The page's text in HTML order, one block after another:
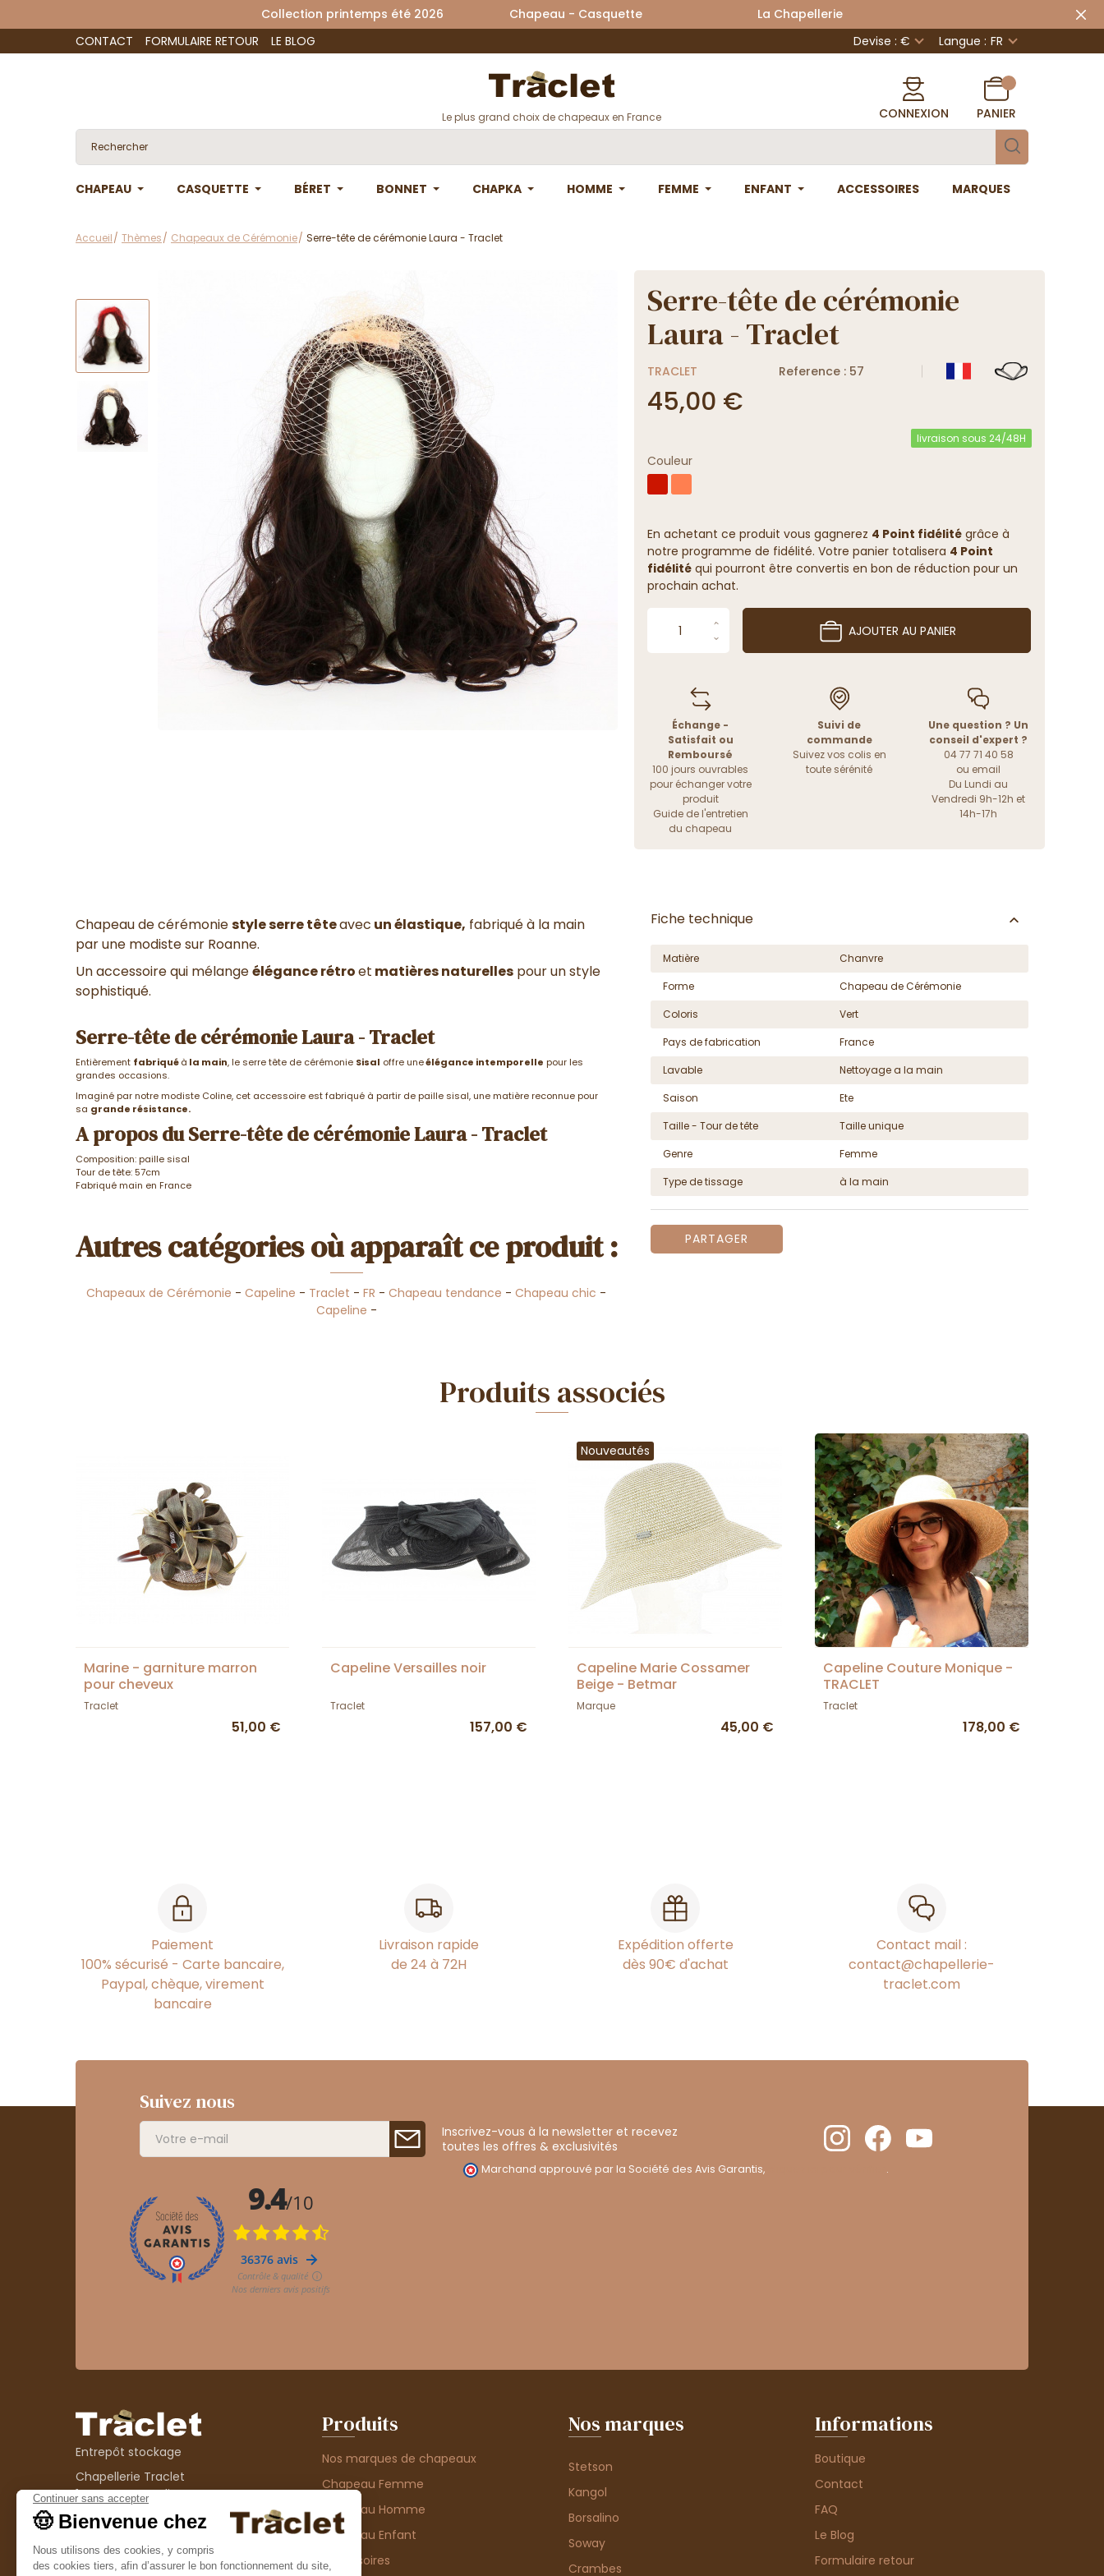
Collection printemps été 2026 Chapeau - Casquette La Chapellerie
CONTACT
FORMULAIRE RETOUR LE BLOG Devise : € Langue : FR
Le plus grand choix de chapeaux en France CONNEXION PANIER
CHAPEAU CASQUETTE BÉRET BONNET CHAPKA HOMME FEMME ENFANT ACCESSOIRES MARQUES
Accueil Thèmes Chapeaux de Cérémonie Serre-tête de cérémonie Laura - Traclet
Serre-tête de cérémonie
Laura - Traclet
TRACLET Reference : 57
45,00 €
livraison sous 24/48H
Couleur
En achetant ce produit vous gagnerez 4 Point fidélitégrâce à
notre programme de fidélité. Votre panier totalisera 4 Point
fidélitéqui pourront être convertis en bon de réduction pour un
prochain achat.
AJOUTER AU PANIER
Échange -
Satisfait ou
Remboursé
100 jours ouvrables
pour échanger votre
produit
Guide de l'entretien
du chapeau
Suivi de
commande
Suivez vos colis en
toute sérénité
Une question ? Un
conseil d'expert ?
04 77 71 40 58
ou email
Du Lundi au
Vendredi 9h-12h et
14h-17h
Chapeau de cérémoniestyle serre têteavec un élastique, fabriqué à la main
par une modiste sur Roanne.
Un accessoire qui mélangeélégance rétroet matières naturelles pour un style
sophistiqué.
Serre-tête de cérémonie Laura - Traclet
Entièrement fabriquéà la main, le serre tête de cérémonie Sisal offre uneélégance intemporelle pour les
grandes occasions.
Imaginé par notre modiste Coline, cet accessoire est fabriqué à partir de paille sisal, une matière reconnue pour
sa grande résistance.
A propos du Serre-tête de cérémonie Laura - Traclet
Composition: paille sisal
Tour de tête: 57cm
Fabriqué main en France
Autres catégories où apparaît ce produit :
Chapeaux de Cérémonie -Capeline - Traclet -FR -Chapeau tendance -Chapeau chic -
Capeline -
Fiche technique
Matière
Chanvre
Forme
Chapeau de Cérémonie
Coloris
Vert
Pays de fabrication
France
Lavable
Nettoyage a la main
Saison
Ete
Taille - Tour de tête
Taille unique
Genre
Femme
Type de tissage
à la main
PARTAGER
Produits associés
Marine - garniture marron
pour cheveux
Traclet
51,00 €
Capeline Versailles noir
Traclet
157,00 €
Nouveautés
Capeline Marie Cossamer
Beige - Betmar
Marque
45,00 €
Capeline Couture Monique -
TRACLET
Traclet
178,00 €
Paiement
100% sécurisé - Carte bancaire,
Paypal, chèque, virement
bancaire
Livraison rapide
de 24 à 72H
Expédition offerte
dès 90€ d'achat
Contact mail :
contact@chapellerie-
traclet.com
Suivez nous
Inscrivez-vous à la newsletter et recevez
toutes les offres & exclusivités
Marchand approuvé par la Société des Avis Garantis, .
Entrepôt stockage
Chapellerie Traclet
14 Impasse Bardin
42300 Roanne
contact@chapellerie-traclet.com
Boutique
Produits
Nos marques de chapeaux
Chapeau Femme
Chapeau Homme
Chapeau Enfant
Accessoires
Nos marques
Stetson
Kangol
Borsalino
Soway
Crambes
Informations
Boutique
Contact
FAQ
Le Blog
Formulaire retour